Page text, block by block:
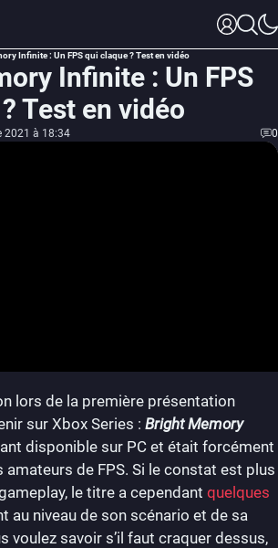
Infinite : Un FPS qui claque ? Test en vidéo
Infinite : Un FPS
Test en vidéo
2021 à 18:34 0
lors de la première présentation
sur Xbox Series : Bright Memory
disponible sur PC et était forcément
de FPS. Si le constat est plus
le titre a cependant quelques
au niveau de son scénario et de sa
voulez savoir s’il faut craquer dessus,